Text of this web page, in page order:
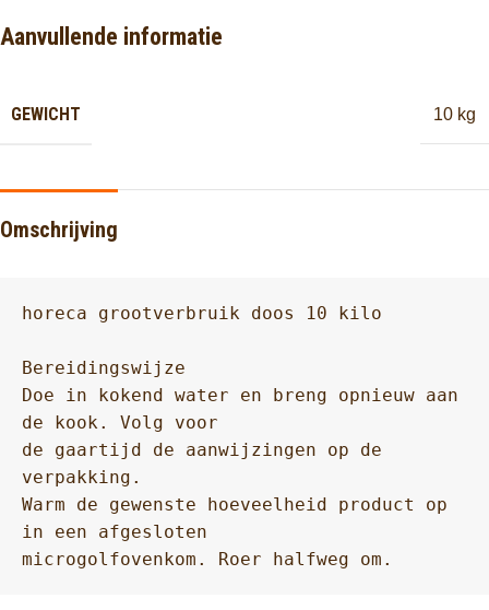
Aanvullende informatie
GEWICHT 10 kg
Omschrijving
horeca grootverbruik doos 10 kilo
Bereidingswijze
Doe in kokend water en breng opnieuw aan
de kook. Volg voor
de gaartijd de aanwijzingen op de
verpakking.
Warm de gewenste hoeveelheid product op
in een afgesloten